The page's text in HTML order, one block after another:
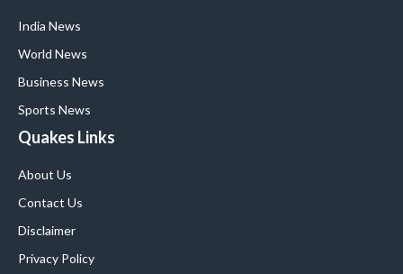
India News
World News
Business News
Sports News
Quakes Links
About Us
Contact Us
Disclaimer
Privacy Policy